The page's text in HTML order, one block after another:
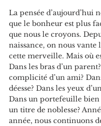
La pensée d’aujourd’hui
que le bonheur est plus
que nous le croyons.
naissance, on nous vante
cette merveille. Mais où
Dans les bras d’un
complicité d’un ami?
déesse? Dans les yeux
Dans un portefeuille bien
un titre de noblesse?
année, nous continuons